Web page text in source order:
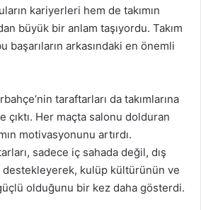
kariyerleri hem de takımın
büyük bir anlam taşıyordu. Takım
başarıların arkasındaki en önemli
taraftarları da takımlarına
Her maçta salonu dolduran
motivasyonunu artırdı.
sadece iç sahada değil, dış
destekleyerek, kulüp kültürünün ve
olduğunu bir kez daha gösterdi.